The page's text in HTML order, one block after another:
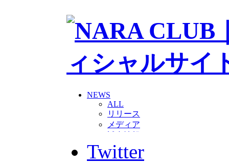
NEWS
ALL
リリース
メディア
グッズ
ファンコミュニティ
Twitter